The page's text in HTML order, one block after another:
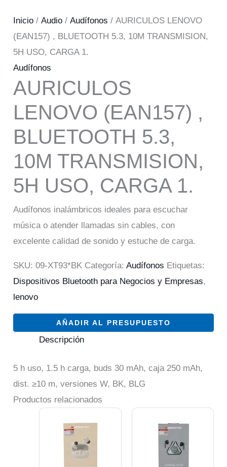
Inicio /Audio /Audífonos / AURICULOS LENOVO
(EAN157) , BLUETOOTH 5.3, 10M TRANSMISION,
5H USO, CARGA 1.
Audífonos
AURICULOS
LENOVO (EAN157) ,
BLUETOOTH 5.3,
10M TRANSMISION,
5H USO, CARGA 1.
Audífonos inalámbricos ideales para escuchar
música o atender llamadas sin cables, con
excelente calidad de sonido y estuche de carga.
SKU:09-XT93*BK Categoría:Audífonos Etiquetas:
Dispositivos Bluetooth para Negocios y Empresas,
lenovo
AÑADIR AL PRESUPUESTO
Descripción
5 h uso, 1.5 h carga, buds 30 mAh, caja 250 mAh,
dist. ≥10 m, versiones W, BK, BLG
Productos relacionados